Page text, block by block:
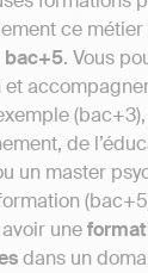
ce
bac+5. Vous
et
(bac+3),
de
un master
une
dans un